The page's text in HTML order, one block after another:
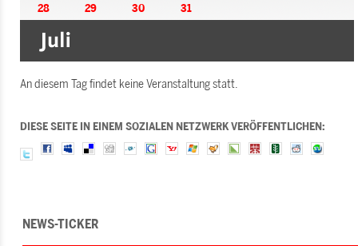
28
29 30 31
An diesem Tag findet keine Veranstaltung statt.
DIESE SEITE IN EINEM SOZIALEN NETZWERK VERÖFFENTLICHEN:
NEWS-TICKER